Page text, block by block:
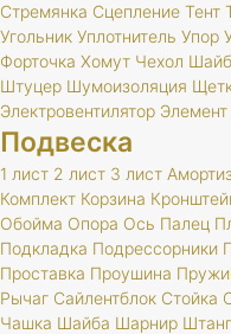
Стремянка Сцепление Тент
Угольник Уплотнитель Упор
Форточка Хомут Чехол
Штуцер Шумоизоляция
Электровентилятор Элемент
Подвеска
1 лист 2 лист 3 лист
Комплект Корзина
Обойма Опора Ось Палец
Подкладка Подрессорники
Проставка Проушина
Рычаг Сайлентблок Стойка
Чашка Шайба Шарнир